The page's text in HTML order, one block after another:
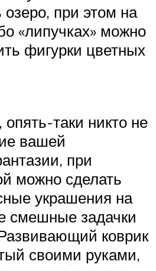
при этом на
«липучках» можно
фигурки цветных
таки никто не
вашей
при
можно сделать
украшения на
смешные задачки
коврик
своими руками,